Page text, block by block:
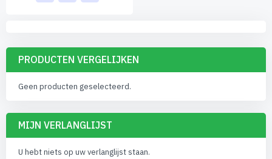
PRODUCTEN VERGELIJKEN
Geen producten geselecteerd.
MIJN VERLANGLIJST
U hebt niets op uw verlanglijst staan.